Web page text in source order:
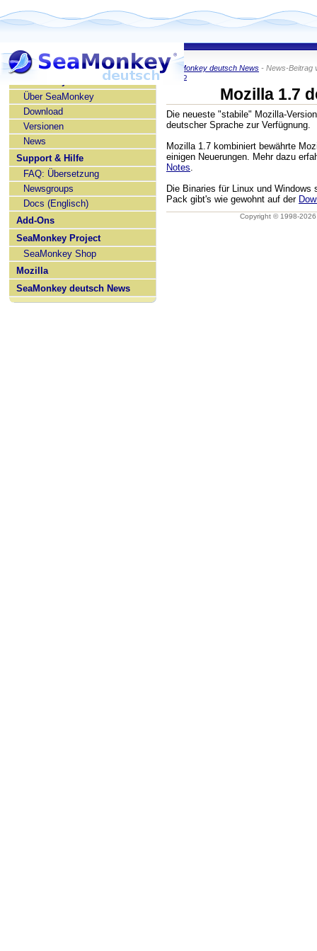
SeaMonkey deutsch
Über SeaMonkey
Download
Versionen
News
Support & Hilfe
FAQ: Übersetzung
Newsgroups
Docs (Englisch)
Add-Ons
SeaMonkey Project
SeaMonkey Shop
Mozilla
SeaMonkey deutsch News
SeaMonkey deutsch News - News-Beitrag
KaiRo
Mozilla 1.7
Die neueste "stabile" Mozilla-
deutscher Sprache zur Verfügnung.
Mozilla 1.7 kombiniert bewährte
einigen Neuerungen. Mehr dazu
Notes.
Die Binaries für Linux und Windows
Pack gibt's wie gewohnt auf der
Copyright © 1998-